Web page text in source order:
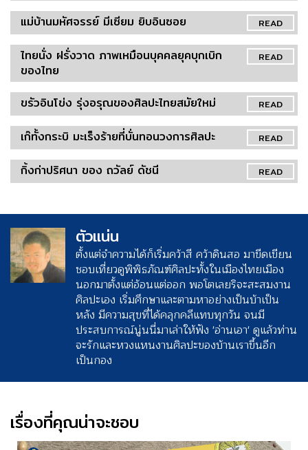
READ
แม่บ้านมหัศจรรย์ มีเซียม ยิบอินซอย
READ
ไทยนั่ง ฝรั่งวาด ภาพเหมือนบุคคลยุคบุกเบิก
ของไทย
READ
ขรัวอินโข่ง รุ่งอรุณของศิลปะไทยสมัยใหม่
READ
เก๊ทั้งกระบิ มะเร็งร้ายที่บั่นทอนวงการศิลปะ
READ
กิ้งก่าปริศนา ของ ถวัลย์ ดัชนี
ตัวแน่น
ตั้งแต่จำความได้ก็เริ่มคว้าสี คว้าดินสอ มาขีดเขียน
ชอบเที่ยวดูพิพิธภัณฑ์ศิลปะทั้งในเมืองไทยเมือง
นอกมาตั้งแต่อ้อนแต่ออก พอโตเลยริจะสะสมงาน
ศิลปะเอง เริ่มศึกษาและตามหาอย่างเป็นบ้าเป็น
หลัง มีความสุขที่ได้คลุกคลีแทบทุกวัน จนมี
ประสบการณ์นู่นนี่มาเล่าให้ฟัง 'อ่านเอา' ดูแล้วท่าน
จะรักและหวงแหนงานศิลปะของบ้านเราขึ้นอีก
เป็นกอง
เรื่องที่คุณน่าจะชอบ